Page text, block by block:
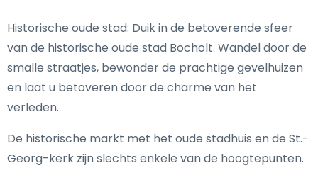
Historische oude stad: Duik in de betoverende sfeer
van de historische oude stad Bocholt. Wandel door de
smalle straatjes, bewonder de prachtige gevelhuizen
en laat u betoveren door de charme van het
verleden.
De historische markt met het oude stadhuis en de St.-
Georg-kerk zijn slechts enkele van de hoogtepunten.